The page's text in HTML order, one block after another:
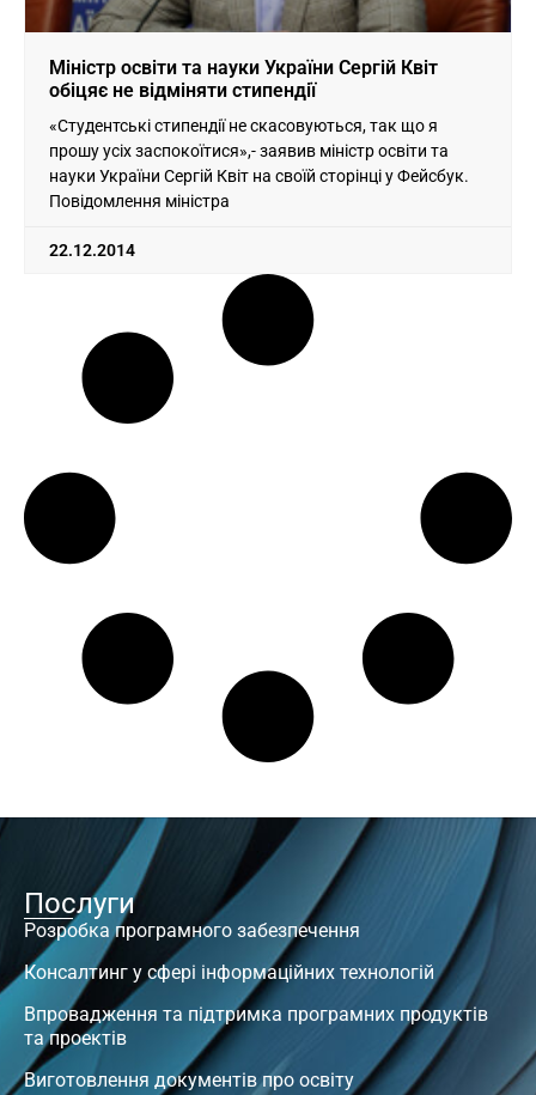
Міністр освіти та науки України Сергій Квіт
обіцяє не відміняти стипендії
«Студентські стипендії не скасовуються, так що я
прошу усіх заспокоїтися»,- заявив міністр освіти та
науки України Сергій Квіт на своїй сторінці у Фейсбук.
Повідомлення міністра
22.12.2014
Послуги
Розробка програмного забезпечення
Консалтинг у сфері інформаційних технологій
Впровадження та підтримка програмних продуктів
та проектів
Виготовлення документів про освіту